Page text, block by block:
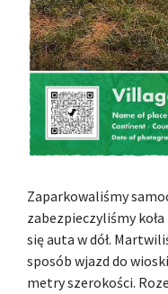
Zaparkowaliśmy
zabezpieczyliśmy
się auta w dół.
sposób wjazd do
metry szerokości.